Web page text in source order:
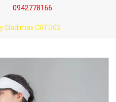
0942778166
Gladimax CRTD02